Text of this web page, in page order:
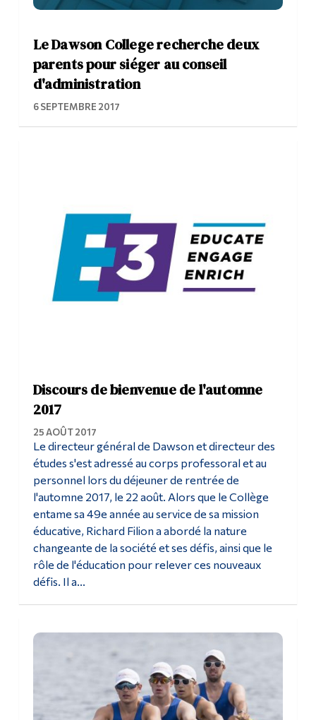
Le Dawson College recherche deux
parents pour siéger au conseil
d'administration
6 SEPTEMBRE 2017
Discours de bienvenue de l'automne
2017
25 AOÛT 2017
Le directeur général de Dawson et directeur des
études s'est adressé au corps professoral et au
personnel lors du déjeuner de rentrée de
l'automne 2017, le 22 août. Alors que le Collège
entame sa 49e année au service de sa mission
éducative, Richard Filion a abordé la nature
changeante de la société et ses défis, ainsi que le
rôle de l'éducation pour relever ces nouveaux
défis. Il a...